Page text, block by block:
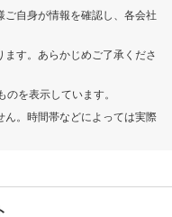
自身が情報を確認し、各会社
す。あらかじめご了承くださ
を表示しています。
。時間帯などによっては実際